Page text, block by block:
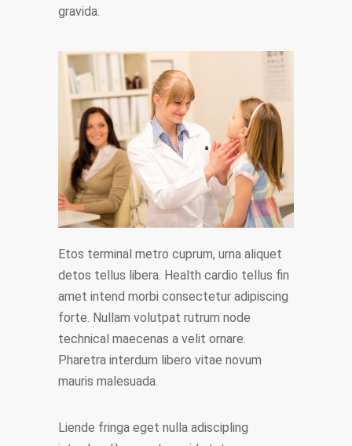
gravida.
Etos terminal metro cuprum, urna aliquet
detos tellus libera. Health cardio tellus fin
amet intend morbi consectetur adipiscing
forte. Nullam volutpat rutrum node
technical maecenas a velit ornare.
Pharetra interdum libero vitae novum
mauris malesuada.
Liende fringa eget nulla adiscipling